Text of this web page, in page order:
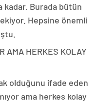
kadar. Burada bütün
Hepsine önemli
AMA HERKES KOLAY
olduğunu ifade eden
ama herkes kolay